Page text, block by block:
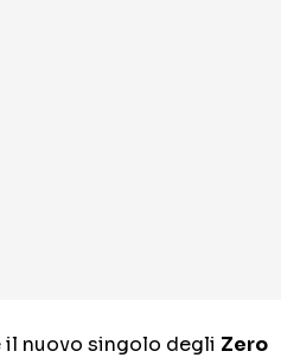
il nuovo singolo degli Zero